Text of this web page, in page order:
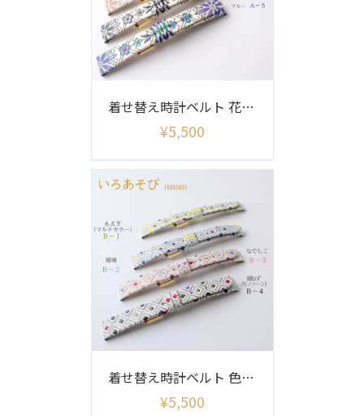
着せ替え時計ベルト 花菱柄(ベルトのみ)
¥5,500
着せ替え時計ベルト 色あそび柄(ベルトのみ)
¥5,500